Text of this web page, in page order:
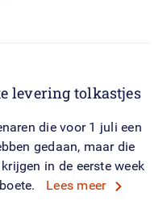
levering tolkastjes
die voor 1 juli een
gedaan, maar die
in de eerste week
Lees meer